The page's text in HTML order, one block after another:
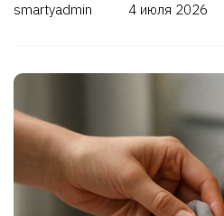
smartyadmin 4 июля 2026